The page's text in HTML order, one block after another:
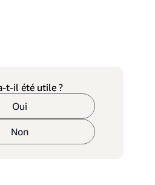
t-il été utile ?
Oui
Non